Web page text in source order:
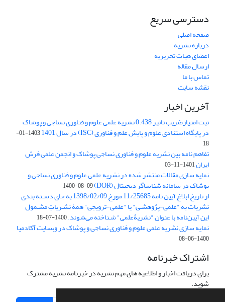
دسترسی سریع
صفحه اصلی
درباره نشریه
اعضای هیات تحریریه
ارسال مقاله
تماس با ما
نقشه سایت
آخرین اخبار
ثبت امتیازضریب تاثیر 0.438 نشریه علمی علوم و فناوری نساجی و پوشاک
در پایگاه استنادی علوم و پایش علم و فناوری (ISC) در سال 1401
1403-01-
18
تفاهم نامه بین نشریه علوم و فناوری نساجی پوشاک و انجمن علمی فرش
ایران1401-11-03
نمایه سازی مقالات منتشر شده در نشریه علمی علوم و فناوری نساجی و
پوشاک در سامانه شناساگر دیجیتال (DOR) 1400-08-09
از تاریخ ابلاغ آیین نامه 11/25685 مورخ 1398/02/09 به جای دسـته بندی
نشریات به "علمی-پژوهشـی" یا "علمی-ترویجی" همۀ نشـریاتِ مشـمول
این آیین‌نامه با عنوان "نشریۀعلمی" شـناخته می‌شوند.1400-07-18
نمایه سازی نشریه علمی علوم و فناوری نساجی و پوشاک در وبسایت آکادمیا
1400-06-08
اشتراک خبرنامه
برای دریافت اخبار و اطلاعیه های مهم نشریه در خبرنامه نشریه مشترک
شوید.